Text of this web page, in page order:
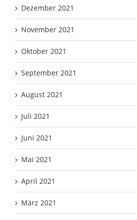
Dezember 2021
November 2021
Oktober 2021
September 2021
August 2021
Juli 2021
Juni 2021
Mai 2021
April 2021
März 2021